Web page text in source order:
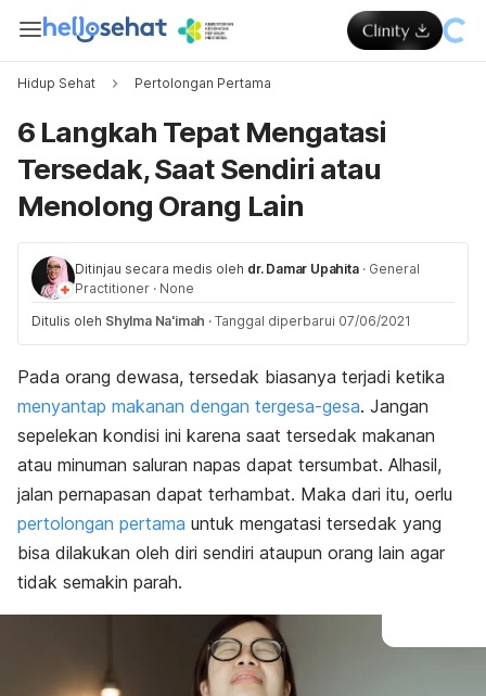
Hidup Sehat Pertolongan Pertama
6 Langkah Tepat Mengatasi
Tersedak, Saat Sendiri atau
Menolong Orang Lain
Ditinjau secara medis oleh dr. Damar Upahita · General
Practitioner · None
Ditulis oleh Shylma Na'imah · Tanggal diperbarui 07/06/2021
Pada orang dewasa, tersedak biasanya terjadi ketika
menyantap makanan dengan tergesa-gesa. Jangan
sepelekan kondisi ini karena saat tersedak makanan
atau minuman saluran napas dapat tersumbat. Alhasil,
jalan pernapasan dapat terhambat. Maka dari itu, oerlu
pertolongan pertama untuk mengatasi tersedak yang
bisa dilakukan oleh diri sendiri ataupun orang lain agar
tidak semakin parah.